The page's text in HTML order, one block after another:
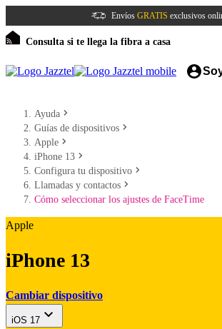
Envíos GRATIS exclusivos
Consulta si te llega la fibra a casa
Ayuda
Guías de dispositivos
Apple
iPhone 13
Configura tu dispositivo
Llamadas y contactos
Cómo seleccionar los ajustes de FaceTime
Apple
iPhone 13
Cambiar dispositivo
iOS 17